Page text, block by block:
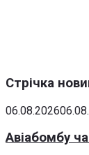
Стрічка
06.08.2026
Авіабомбу